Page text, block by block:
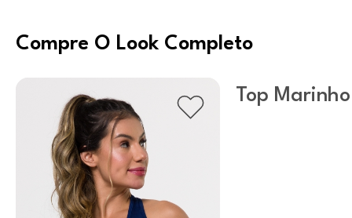
Compre O Look Completo
Top